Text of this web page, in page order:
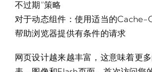
不过期”策略
对于动态组件：使用适当的
帮助浏览器提供有条件的请求
网页设计越来越丰富，这意味着更